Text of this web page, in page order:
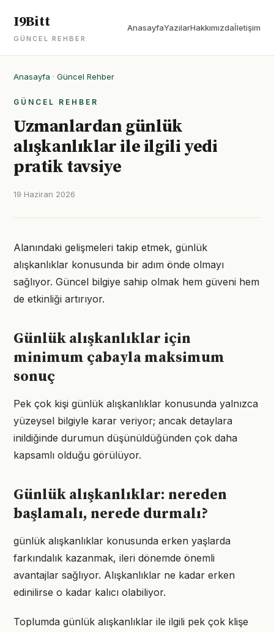
I9Bitt
GÜNCEL REHBER
AnasayfaYazılarHakkımızdaİletişim
Anasayfa · Güncel Rehber
GÜNCEL REHBER
Uzmanlardan günlük
alışkanlıklar ile ilgili yedi
pratik tavsiye
19 Haziran 2026
Alanındaki gelişmeleri takip etmek, günlük
alışkanlıklar konusunda bir adım önde olmayı
sağlıyor. Güncel bilgiye sahip olmak hem güveni hem
de etkinliği artırıyor.
Günlük alışkanlıklar için
minimum çabayla maksimum
sonuç
Pek çok kişi günlük alışkanlıklar konusunda yalnızca
yüzeysel bilgiyle karar veriyor; ancak detaylara
inildiğinde durumun düşünüldüğünden çok daha
kapsamlı olduğu görülüyor.
Günlük alışkanlıklar: nereden
başlamalı, nerede durmalı?
günlük alışkanlıklar konusunda erken yaşlarda
farkındalık kazanmak, ileri dönemde önemli
avantajlar sağlıyor. Alışkanlıklar ne kadar erken
edinilirse o kadar kalıcı olabiliyor.
Toplumda günlük alışkanlıklar ile ilgili pek çok klişe